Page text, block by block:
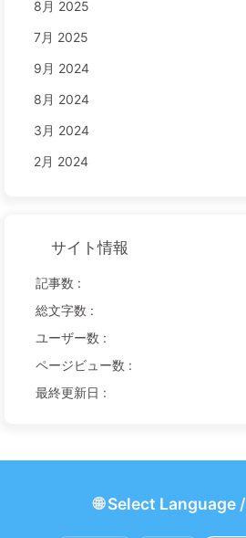
8月 2025
7月 2025
9月 2024
8月 2024
3月 2024
2月 2024
サイト情報
記事数 :
総文字数 :
ユーザー数 :
ページビュー数 :
最終更新日 :
🌐Select Language/